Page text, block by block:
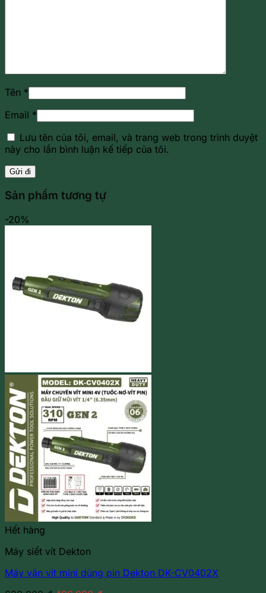
Tên *
Email *
Lưu tên của tôi, email, và trang web trong trình duyệt
này cho lần bình luận kế tiếp của tôi.
Sản phẩm tương tự
-20%
Hết hàng
Máy siết vít Dekton
Máy vặn vít mini dùng pin Dekton DK-CV0402X